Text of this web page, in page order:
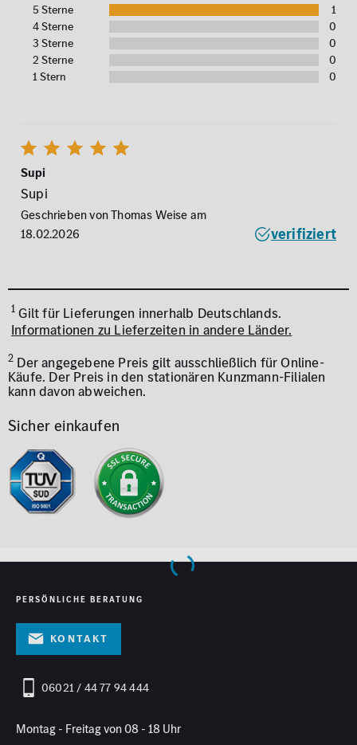
5 Sterne
1
4 Sterne
0
3 Sterne
0
2 Sterne
0
1 Stern
0
Supi
Supi
Geschrieben von Thomas Weise am
18.02.2026
verifiziert
1 Gilt für Lieferungen innerhalb Deutschlands.
Informationen zu Lieferzeiten in andere Länder.
2 Der angegebene Preis gilt ausschließlich für Online-
Käufe. Der Preis in den stationären Kunzmann-Filialen
kann davon abweichen.
Sicher einkaufen
PERSÖNLICHE BERATUNG
Kontakt
06021 / 44 77 94 444
Montag - Freitag von 08 - 18 Uhr